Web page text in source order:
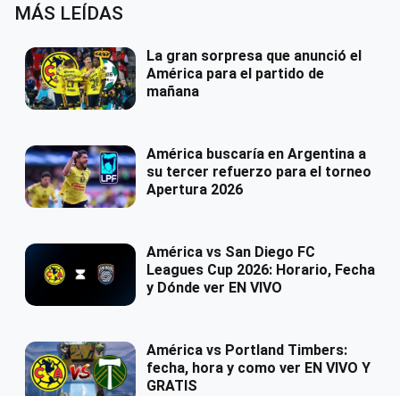
MÁS LEÍDAS
La gran sorpresa que anunció el
América para el partido de
mañana
América buscaría en Argentina a
su tercer refuerzo para el torneo
Apertura 2026
América vs San Diego FC
Leagues Cup 2026: Horario, Fecha
y Dónde ver EN VIVO
América vs Portland Timbers:
fecha, hora y como ver EN VIVO Y
GRATIS